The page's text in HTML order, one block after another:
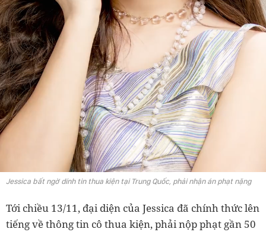
Jessica bất ngờ dính tin thua kiện tại Trung Quốc, phải nhận án phạt nặng
Tới chiều 13/11, đại diện của Jessica đã chính thức lên
tiếng về thông tin cô thua kiện, phải nộp phạt gần 50